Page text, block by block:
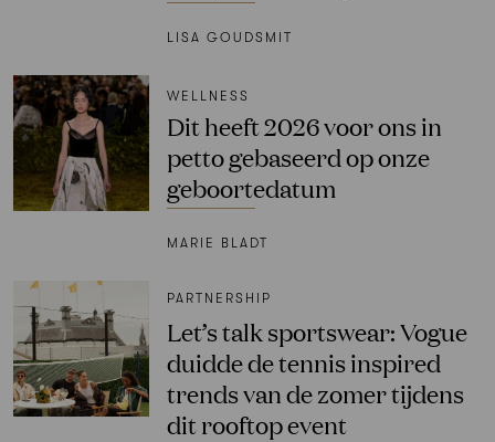
LISA GOUDSMIT
WELLNESS
Dit heeft 2026 voor ons in
petto gebaseerd op onze
geboortedatum
MARIE BLADT
PARTNERSHIP
Let’s talk sportswear: Vogue
duidde de tennis inspired
trends van de zomer tijdens
dit rooftop event